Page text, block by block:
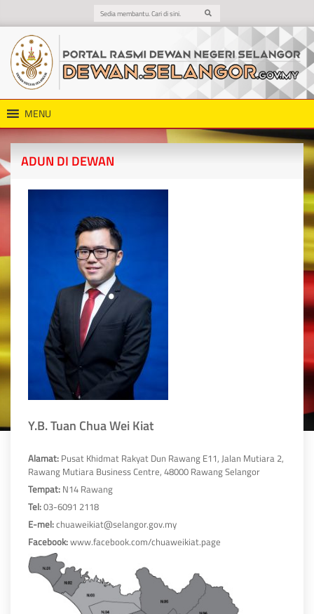
MENU
ADUN DI DEWAN
Y.B. Tuan Chua Wei Kiat
Alamat: Pusat Khidmat Rakyat Dun Rawang E11, Jalan Mutiara 2,
Rawang Mutiara Business Centre, 48000 Rawang Selangor
Tempat: N14 Rawang
Tel:03-6091 2118
E-mel:chuaweikiat@selangor.gov.my
Facebook:www.facebook.com/chuaweikiat.page